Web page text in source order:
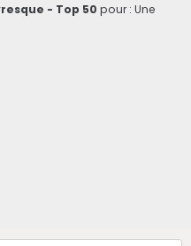
- Top 50 pour : Une